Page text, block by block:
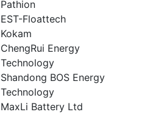
Pathion
EST-Floattech
Kokam
ChengRui Energy
Technology
Shandong BOS Energy
Technology
MaxLi Battery Ltd